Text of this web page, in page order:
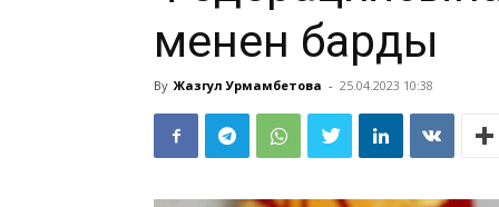
менен барды
By Жазгул Урмамбетова - 25.04.2023 10:38